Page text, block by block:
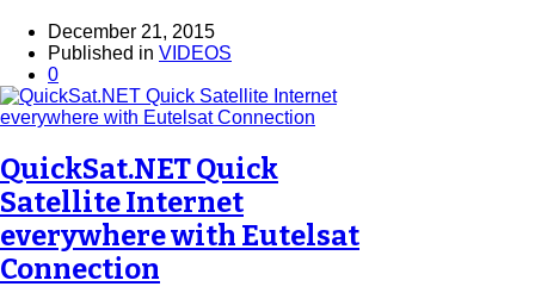
December 21, 2015
Published in VIDEOS
0
QuickSat.NET Quick
Satellite Internet
everywhere with Eutelsat
Connection